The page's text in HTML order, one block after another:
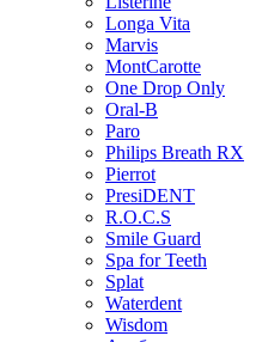
Longa Vita
Marvis
MontCarotte
One Drop Only
Oral-B
Paro
Philips Breath RX
Pierrot
PresiDENT
R.O.C.S
Smile Guard
Spa for Teeth
Splat
Waterdent
Wisdom